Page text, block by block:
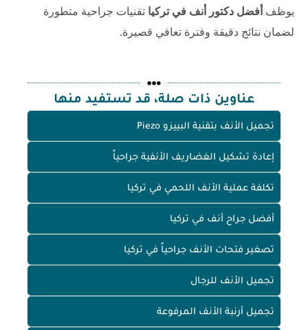
يوظف أفضل دكتور أنف في تركيا تقنيات جراحية متطورة
لضمان نتائج دقيقة وفترة تعافي قصيرة.
عناوين ذات صلة، قد تستفيد منها
تجميل الأنف بتقنية البييزو Piezo
إعادة تشكيل الغضاريف الأنفية جراحياً
تكلفة عملية الأنف اللحمي في تركيا
أفضل جراح أنف في تركيا
تصغير فتحات الأنف جراحياً في تركيا
تجميل الأنف للرجال
تجميل أرنبة الأنف المرفوعة